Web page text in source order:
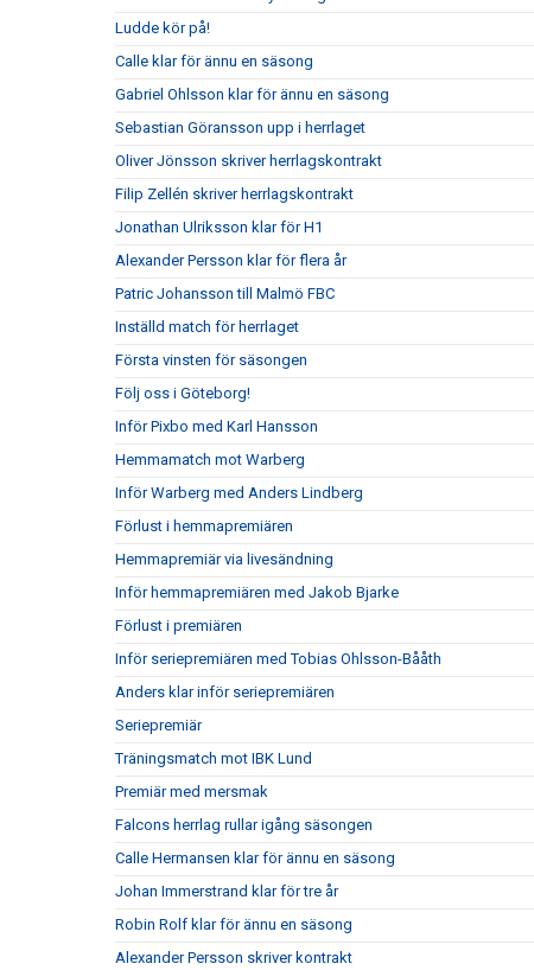
Ludde kör på!
Calle klar för ännu en säsong
Gabriel Ohlsson klar för ännu en säsong
Sebastian Göransson upp i herrlaget
Oliver Jönsson skriver herrlagskontrakt
Filip Zellén skriver herrlagskontrakt
Jonathan Ulriksson klar för H1
Alexander Persson klar för flera år
Patric Johansson till Malmö FBC
Inställd match för herrlaget
Första vinsten för säsongen
Följ oss i Göteborg!
Inför Pixbo med Karl Hansson
Hemmamatch mot Warberg
Inför Warberg med Anders Lindberg
Förlust i hemmapremiären
Hemmapremiär via livesändning
Inför hemmapremiären med Jakob Bjarke
Förlust i premiären
Inför seriepremiären med Tobias Ohlsson-Bååth
Anders klar inför seriepremiären
Seriepremiär
Träningsmatch mot IBK Lund
Premiär med mersmak
Falcons herrlag rullar igång säsongen
Calle Hermansen klar för ännu en säsong
Johan Immerstrand klar för tre år
Robin Rolf klar för ännu en säsong
Alexander Persson skriver kontrakt